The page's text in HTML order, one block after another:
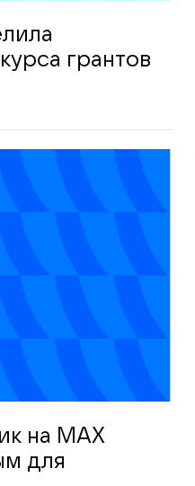
грантов
на MAX
для